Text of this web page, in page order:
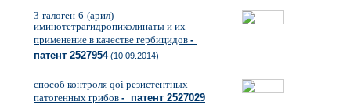
3-галоген-6-(арил)-
иминотетрагидропиколинаты и их
применение в качестве гербицидов -
патент 2527954(10.09.2014)
способ контроля qoi резистентных
патогенных грибов - патент 2527029